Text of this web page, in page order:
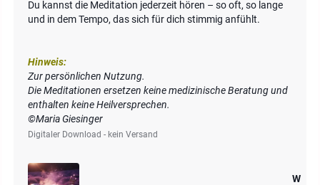
Du kannst die Meditation jederzeit hören – so oft, so lange
und in dem Tempo, das sich für dich stimmig anfühlt.
Hinweis:
Zur persönlichen Nutzung.
Die Meditationen ersetzen keine medizinische Beratung und
enthalten keine Heilversprechen.
©Maria Giesinger
Digitaler Download - kein Versand
W